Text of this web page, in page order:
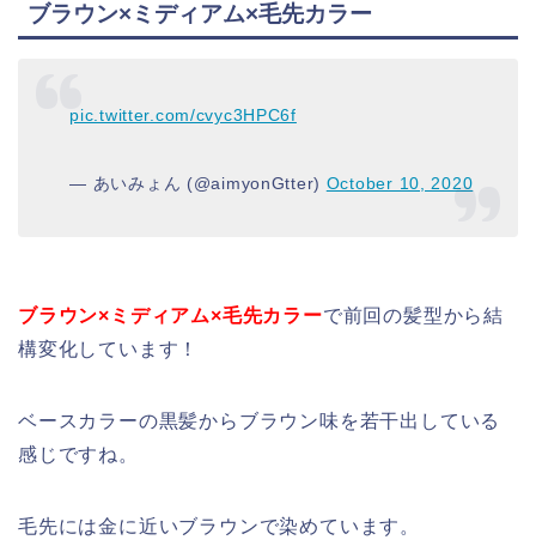
ブラウン×ミディアム×毛先カラー
pic.twitter.com/cvyc3HPC6f
— あいみょん (@aimyonGtter) October 10, 2020
ブラウン×ミディアム×毛先カラーで前回の髪型から結
構変化しています！
ベースカラーの黒髪からブラウン味を若干出している
感じですね。
毛先には金に近いブラウンで染めています。